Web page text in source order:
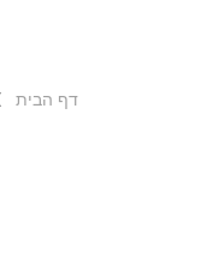
דף הבית